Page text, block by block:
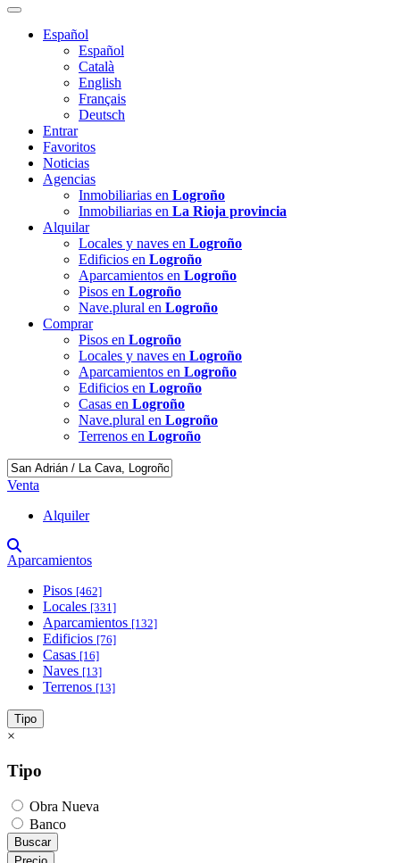
Español
Español
Català
English
Français
Deutsch
Entrar
Favoritos
Noticias
Agencias
Inmobiliarias en Logroño
Inmobiliarias en La Rioja provincia
Alquilar
Locales y naves en Logroño
Edificios en Logroño
Aparcamientos en Logroño
Pisos en Logroño
Nave.plural en Logroño
Comprar
Pisos en Logroño
Locales y naves en Logroño
Aparcamientos en Logroño
Edificios en Logroño
Casas en Logroño
Nave.plural en Logroño
Terrenos en Logroño
Venta
Alquiler
Aparcamientos
Pisos [462]
Locales [331]
Aparcamientos [132]
Edificios [76]
Casas [16]
Naves [13]
Terrenos [13]
Tipo
×
Tipo
Obra Nueva
Banco
Buscar